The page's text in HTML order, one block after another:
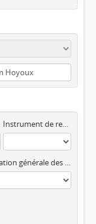
Instrument de recherche
Dénomination générale des documents